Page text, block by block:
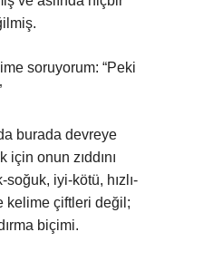
soruyorum: “Peki
burada devreye
onun zıddını
soğuk, iyi-kötü, hızlı-
çiftleri değil;
biçimi.